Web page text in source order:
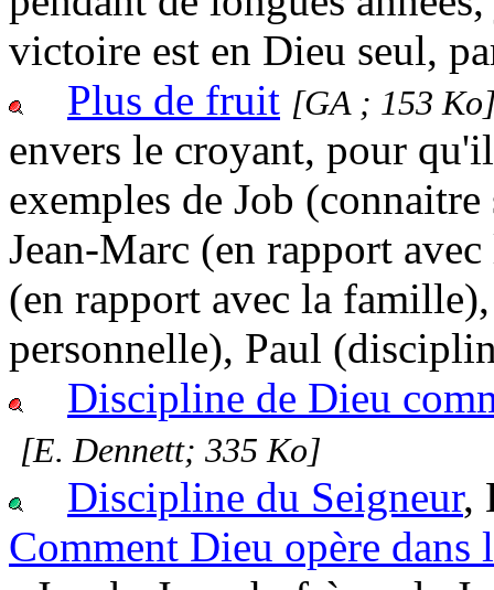
victoire est en Dieu seul,
Plus de fruit [GA ; 153
envers le croyant, pour
exemples de Job
Jean-Marc (en rapport
(en rapport avec la
personnelle), Paul
Discipline de Dieu
[E. Dennett; 335 Ko]
Discipline du Seigneur,
Comment Dieu opère dans